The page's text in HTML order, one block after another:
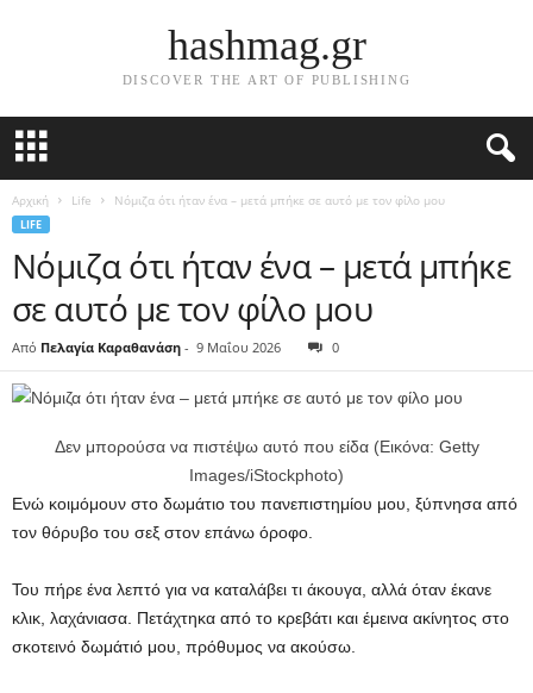
hashmag.gr
DISCOVER THE ART OF PUBLISHING
Αρχική Life Νόμιζα ότι ήταν ένα – μετά μπήκε σε αυτό με τον φίλο μου
LIFE
Νόμιζα ότι ήταν ένα – μετά μπήκε
σε αυτό με τον φίλο μου
Από Πελαγία Καραθανάση - 9 Μαΐου 2026 0
Δεν μπορούσα να πιστέψω αυτό που είδα (Εικόνα: Getty
Images/iStockphoto)
Ενώ κοιμόμουν στο δωμάτιο του πανεπιστημίου μου, ξύπνησα από
τον θόρυβο του σεξ στον επάνω όροφο.
Του πήρε ένα λεπτό για να καταλάβει τι άκουγα, αλλά όταν έκανε
κλικ, λαχάνιασα. Πετάχτηκα από το κρεβάτι και έμεινα ακίνητος στο
σκοτεινό δωμάτιό μου, πρόθυμος να ακούσω.